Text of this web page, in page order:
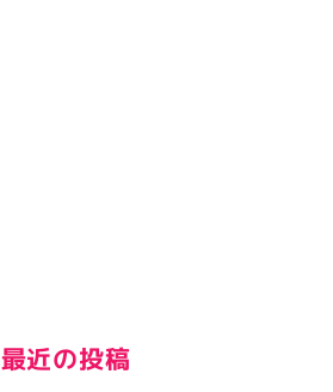
最近の投稿